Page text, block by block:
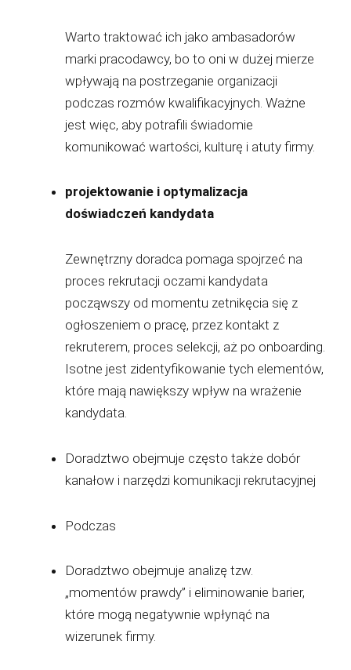
Warto traktować ich jako ambasadorów
marki pracodawcy, bo to oni w dużej mierze
wpływają na postrzeganie organizacji
podczas rozmów kwalifikacyjnych. Ważne
jest więc, aby potrafili świadomie
komunikować wartości, kulturę i atuty firmy.
projektowanie i optymalizacja
doświadczeń kandydata
Zewnętrzny doradca pomaga spojrzeć na
proces rekrutacji oczami kandydata
począwszy od momentu zetnikęcia się z
ogłoszeniem o pracę, przez kontakt z
rekruterem, proces selekcji, aż po onboarding.
Isotne jest zidentyfikowanie tych elementów,
które mają nawiększy wpływ na wrażenie
kandydata.
Doradztwo obejmuje często także dobór
kanałow i narzędzi komunikacji rekrutacyjnej
Podczas
Doradztwo obejmuje analizę tzw.
„momentów prawdy” i eliminowanie barier,
które mogą negatywnie wpłynąć na
wizerunek firmy.